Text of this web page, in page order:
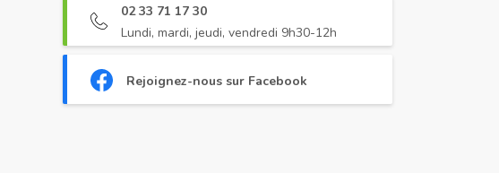
02 33 71 17 30
Lundi, mardi, jeudi, vendredi 9h30-12h
Rejoignez-nous sur Facebook